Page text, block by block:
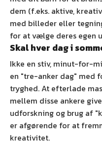
dem (f.eks. aktive,
med billeder eller
for at vælge deres egen
Skal hver dag i
Ikke en stiv, minut-for-
en "tre-anker dag" med
tryghed. At efterlade
mellem disse ankere
udforskning og brug af
er afgørende for at
kreativitet.